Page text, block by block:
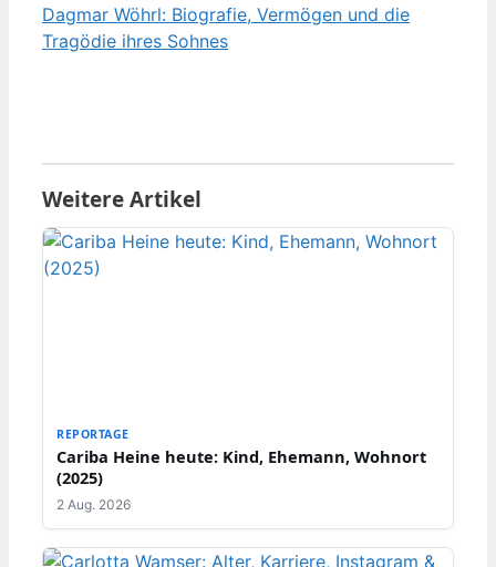
Dagmar Wöhrl: Biografie, Vermögen und die
Tragödie ihres Sohnes
Weitere Artikel
REPORTAGE
Cariba Heine heute: Kind, Ehemann, Wohnort
(2025)
2 Aug. 2026